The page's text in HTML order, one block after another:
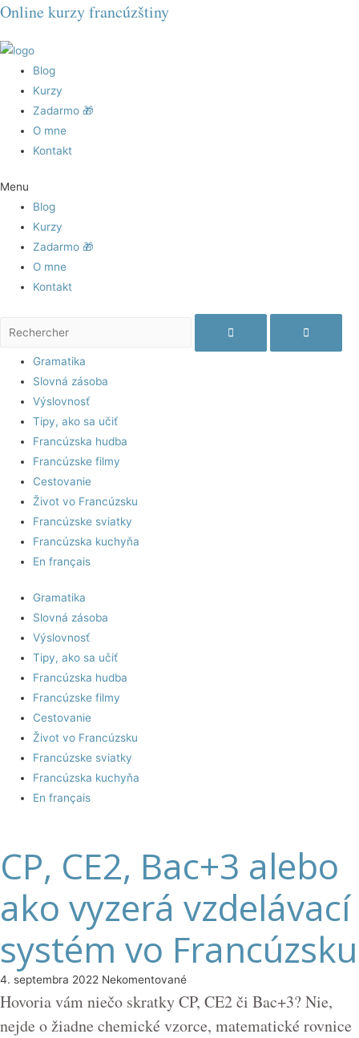
Online kurzy francúzštiny
Blog
Kurzy
Zadarmo 🎁
O mne
Kontakt
Menu
Blog
Kurzy
Zadarmo 🎁
O mne
Kontakt
Gramatika
Slovná zásoba
Výslovnosť
Tipy, ako sa učiť
Francúzska hudba
Francúzske filmy
Cestovanie
Život vo Francúzsku
Francúzske sviatky
Francúzska kuchyňa
En français
Gramatika
Slovná zásoba
Výslovnosť
Tipy, ako sa učiť
Francúzska hudba
Francúzske filmy
Cestovanie
Život vo Francúzsku
Francúzske sviatky
Francúzska kuchyňa
En français
CP, CE2, Bac+3 alebo
ako vyzerá vzdelávací
systém vo Francúzsku
4. septembra 2022 Nekomentované
Hovoria vám niečo skratky CP, CE2 či Bac+3? Nie,
nejde o žiadne chemické vzorce, matematické rovnice